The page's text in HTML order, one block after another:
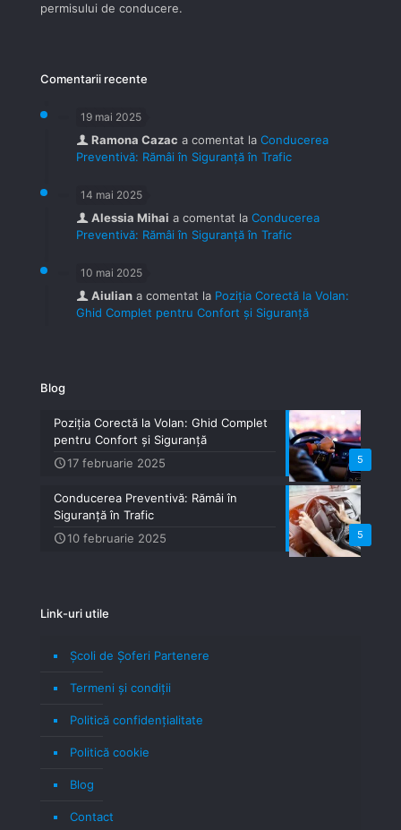
permisului de conducere.
Comentarii recente
19 mai 2025
Ramona Cazac a comentat la Conducerea
Preventivă: Rămâi în Siguranță în Trafic
14 mai 2025
Alessia Mihai a comentat la Conducerea
Preventivă: Rămâi în Siguranță în Trafic
10 mai 2025
Aiulian a comentat la Poziția Corectă la Volan:
Ghid Complet pentru Confort și Siguranță
Blog
5
Poziția Corectă la Volan: Ghid Complet
pentru Confort și Siguranță
17 februarie 2025
5
Conducerea Preventivă: Rămâi în
Siguranță în Trafic
10 februarie 2025
Link-uri utile
Școli de Șoferi Partenere
Termeni şi condiţii
Politică confidenţialitate
Politică cookie
Blog
Contact